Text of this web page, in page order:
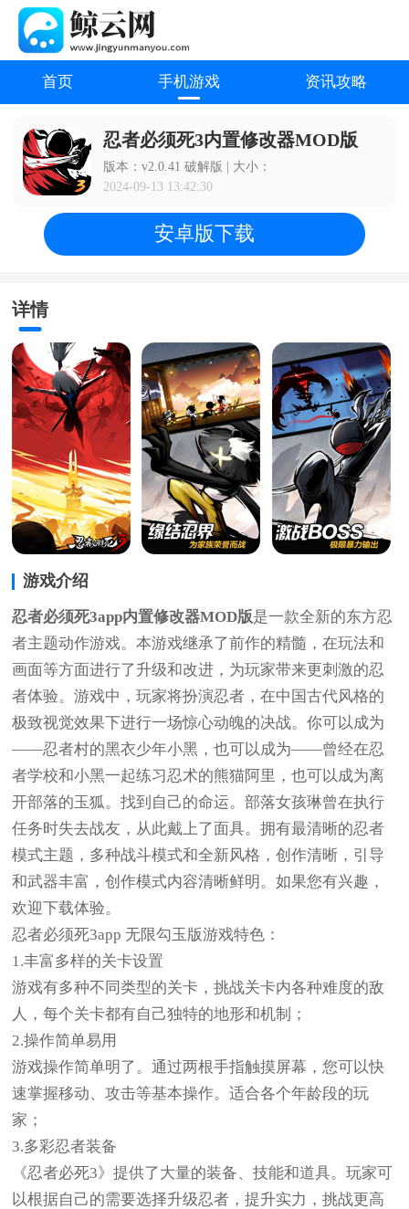
首页 手机游戏 资讯攻略
忍者必须死3内置修改器MOD版
版本：v2.0.41 破解版 | 大小：
2024-09-13 13:42:30
安卓版下载
详情
游戏介绍
忍者必须死3app内置修改器MOD版是一款全新的东方忍
者主题动作游戏。本游戏继承了前作的精髓，在玩法和
画面等方面进行了升级和改进，为玩家带来更刺激的忍
者体验。游戏中，玩家将扮演忍者，在中国古代风格的
极致视觉效果下进行一场惊心动魄的决战。你可以成为
——忍者村的黑衣少年小黑，也可以成为——曾经在忍
者学校和小黑一起练习忍术的熊猫阿里，也可以成为离
开部落的玉狐。找到自己的命运。部落女孩琳曾在执行
任务时失去战友，从此戴上了面具。拥有最清晰的忍者
模式主题，多种战斗模式和全新风格，创作清晰，引导
和武器丰富，创作模式内容清晰鲜明。如果您有兴趣，
欢迎下载体验。
忍者必须死3app 无限勾玉版游戏特色：
1.丰富多样的关卡设置
游戏有多种不同类型的关卡，挑战关卡内各种难度的敌
人，每个关卡都有自己独特的地形和机制；
2.操作简单易用
游戏操作简单明了。通过两根手指触摸屏幕，您可以快
速掌握移动、攻击等基本操作。适合各个年龄段的玩
家；
3.多彩忍者装备
《忍者必死3》提供了大量的装备、技能和道具。玩家可
以根据自己的需要选择升级忍者，提升实力，挑战更高